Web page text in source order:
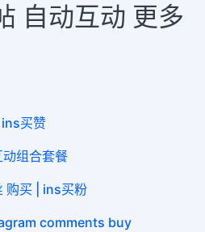
自动互动 更多
买赞
组合套餐
购买 | ins买粉
comments buy